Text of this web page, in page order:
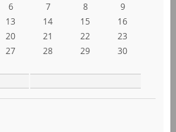
6 7 8
9
13 14 15
16
20 21 22
23
27 28 29
30